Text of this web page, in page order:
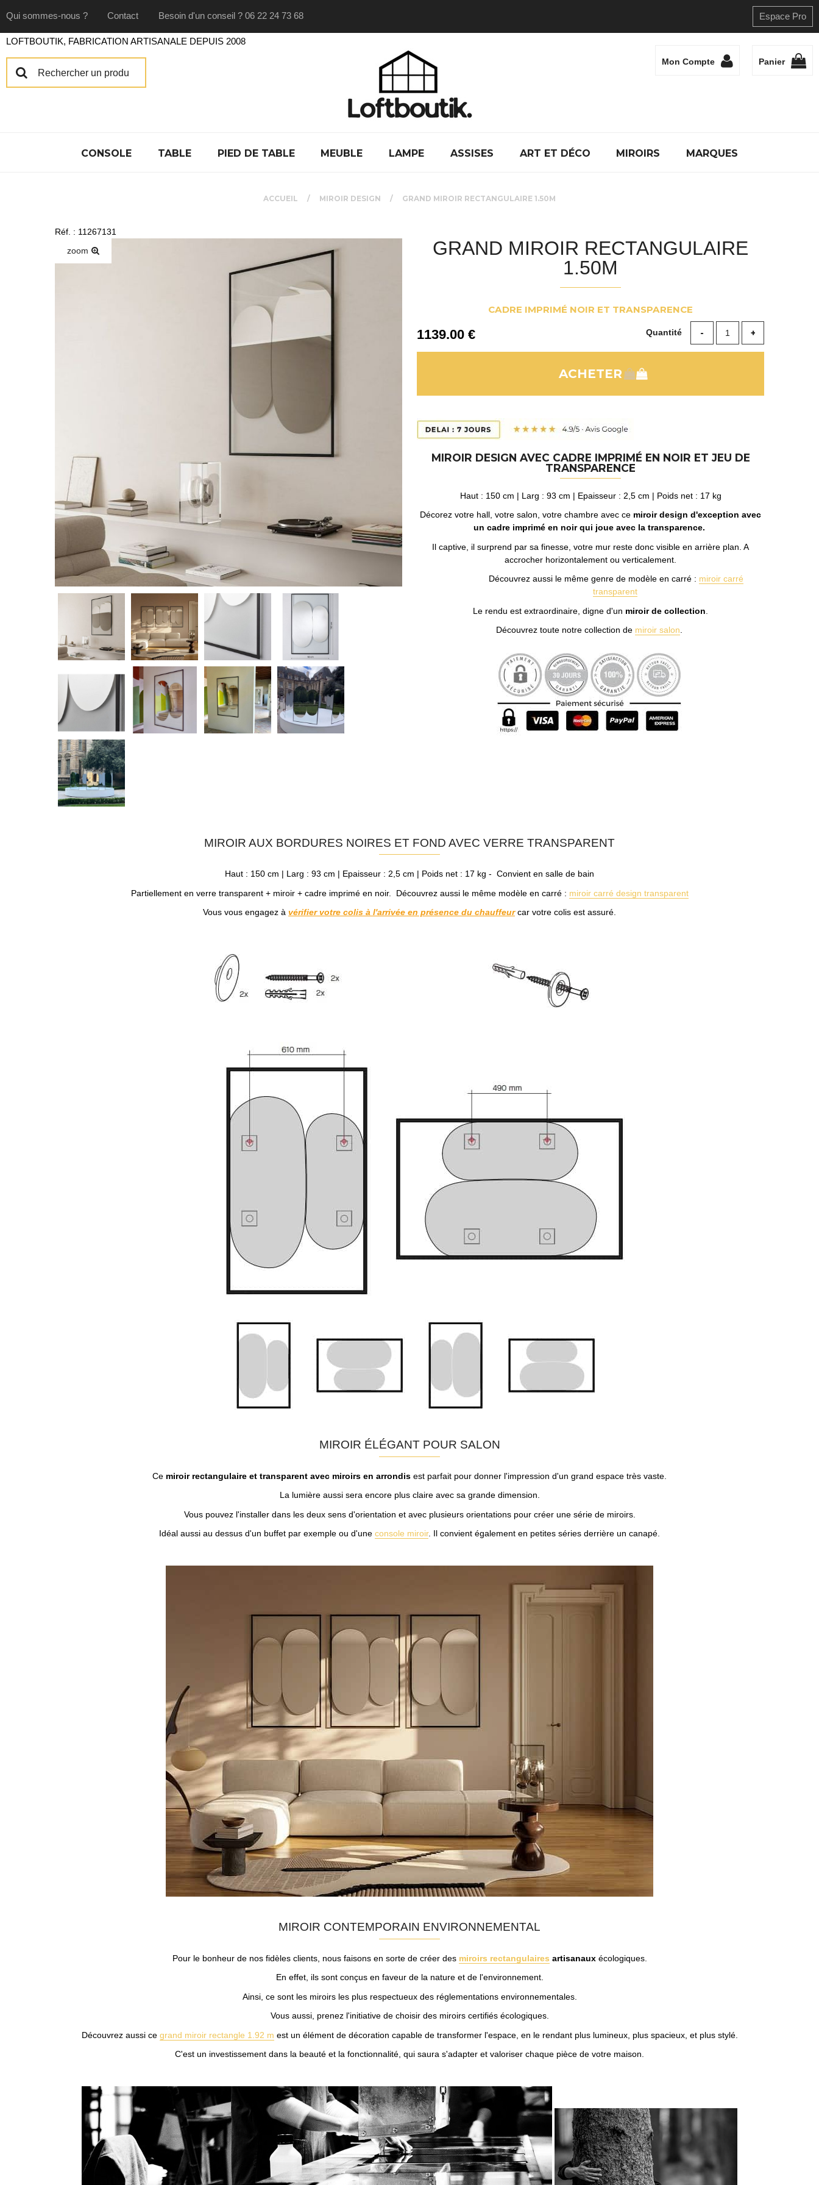
Qui sommes-nous ? Contact Besoin d'un conseil ? 06 22 24 73 68 Espace Pro
Mon Compte Panier
CONSOLE TABLE PIED DE TABLE MEUBLE LAMPE ASSISES ART ET DÉCO MIROIRS MARQUES
ACCUEIL MIROIR DESIGN GRAND MIROIR RECTANGULAIRE 1.50M
Réf. : 11267131
zoom
GRAND MIROIR RECTANGULAIRE
1.50M
CADRE IMPRIMÉ NOIR ET TRANSPARENCE
1139.00€ Quantité
MIROIR DESIGN AVEC CADRE IMPRIMÉ EN NOIR ET JEU DE
TRANSPARENCE
Haut : 150 cm | Larg : 93 cm | Epaisseur : 2,5 cm | Poids net : 17 kg
Décorez votre hall, votre salon, votre chambre avec ce miroir design d'exception avec
un cadre imprimé en noir qui joue avec la transparence.
Il captive, il surprend par sa finesse, votre mur reste donc visible en arrière plan. A
accrocher horizontalement ou verticalement.
Découvrez aussi le même genre de modèle en carré : miroir carré
transparent
Le rendu est extraordinaire, digne d'un miroir de collection
Découvrez toute notre collection de miroir salon
MIROIR AUX BORDURES NOIRES ET FOND AVEC VERRE TRANSPARENT
Haut : 150 cm | Larg : 93 cm | Epaisseur : 2,5 cm | Poids net : 17 kg - Convient en salle de bain
Partiellement en verre transparent + miroir + cadre imprimé en noir. Découvrez aussi le même modèle en carré : miroir carré design transparent
Vous vous engagez à vérifier votre colis à l'arrivée en présence du chauffeurcar votre colis est assuré.
MIROIR ÉLÉGANT POUR SALON
Ce miroir rectangulaire et transparent avec miroirs en arrondis est parfait pour donner l'impression d'un grand espace très vaste.
La lumière aussi sera encore plus claire avec sa grande dimension.
Vous pouvez l'installer dans les deux sens d'orientation et avec plusieurs orientations pour créer une série de miroirs.
Idéal aussi au dessus d'un buffet par exemple ou d'une console miroir. Il convient également en petites séries derrière un canapé.
MIROIR CONTEMPORAIN ENVIRONNEMENTAL
Pour le bonheur de nos fidèles clients, nous faisons en sorte de créer des miroirs rectangulaires artisanaux écologiques.
En effet, ils sont conçus en faveur de la nature et de l'environnement.
Ainsi, ce sont les miroirs les plus respectueux des réglementations environnementales.
Vous aussi, prenez l'initiative de choisir des miroirs certifiés écologiques.
Découvrez aussi ce grand miroir rectangle 1.92 m est un élément de décoration capable de transformer l'espace, en le rendant plus lumineux, plus spacieux, et plus stylé.
C'est un investissement dans la beauté et la fonctionnalité, qui saura s'adapter et valoriser chaque pièce de votre maison.
LOFTBOUTIK, FABRICATION ARTISANALE DEPUIS 2008